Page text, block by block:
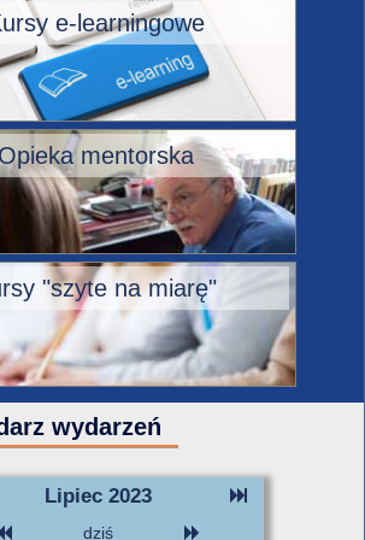
e-learningowe
Opieka mentorska
"szyte na miarę"
wydarzeń
Lipiec 2023
dziś